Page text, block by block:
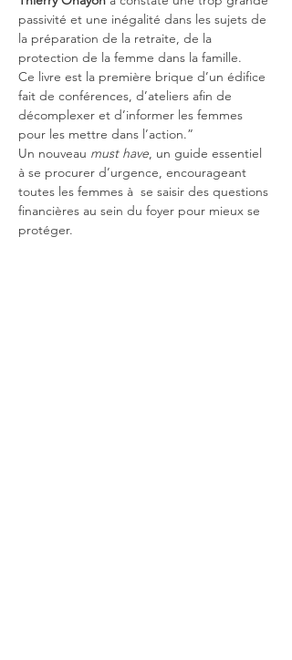
passivité et une inégalité dans les sujets de
la préparation de la retraite, de la
protection de la femme dans la famille.
Ce livre est la première brique d’un édifice
fait de conférences, d’ateliers afin de
décomplexer et d’informer les femmes
pour les mettre dans l’action.”
Un nouveau must have, un guide essentiel
à se procurer d’urgence, encourageant
toutes les femmes à  se saisir des questions
financières au sein du foyer pour mieux se
protéger.